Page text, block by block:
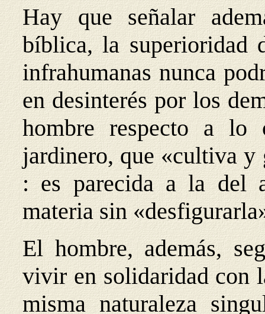
Hay que señalar
bíblica, la superioridad
infrahumanas nunca
en desinterés por los
hombre respecto a lo
jardinero, que «cultiva y
: es parecida a la del
materia sin
El hombre, además,
vivir en solidaridad con
misma naturaleza